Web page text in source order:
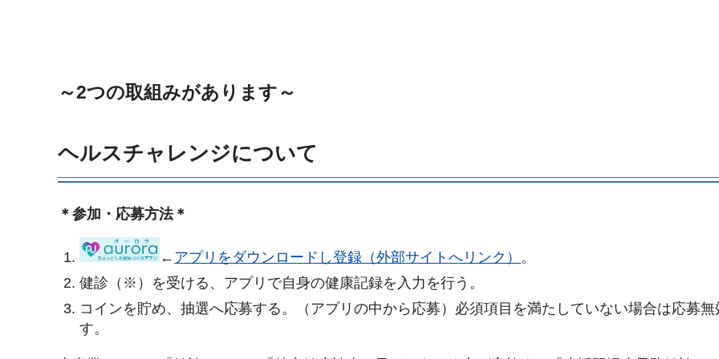
～2つの取組みがあります～
ヘルスチャレンジについて
＊参加・応募方法＊
← アプリをダウンロードし登録（外部サイトへリンク） 。
健診（※）を受ける、アプリで自身の健康記録を入力を行う。
コインを貯め、抽選へ応募する。（アプリの中から応募）必須項目を満たしていない場合は応募無
す。